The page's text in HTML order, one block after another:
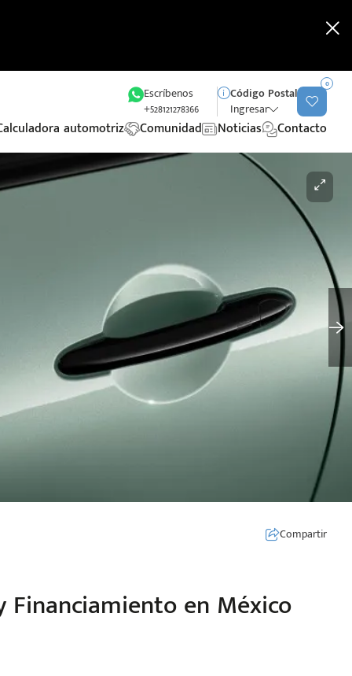
Escríbenos
+528121278366
Código Postal
Ingresar
0
automotriz Comunidad Noticias Contacto
Compartir
Financiamiento en México